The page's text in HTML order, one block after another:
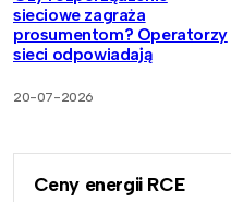
sieciowe zagraża
prosumentom? Operatorzy
sieci odpowiadają
20-07-2026
Ceny energii RCE